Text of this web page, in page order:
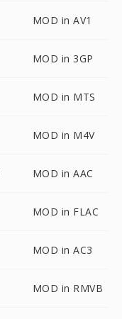
MOD in AV1
MOD in 3GP
MOD in MTS
MOD in M4V
MOD in AAC
MOD in FLAC
MOD in AC3
MOD in RMVB